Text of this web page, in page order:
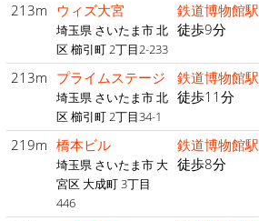
213m ウィズ大宮
埼玉県 さいたま市 北
区 櫛引町 2丁目2-233
鉄道博物館駅
徒歩9分
213m プライムステージ
埼玉県 さいたま市 北
区 櫛引町 2丁目34-1
鉄道博物館駅
徒歩11分
219m 橋本ビル
埼玉県 さいたま市 大
宮区 大成町 3丁目
446
鉄道博物館駅
徒歩8分